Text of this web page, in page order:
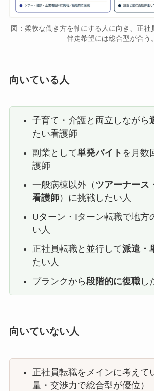
図：柔軟な働き方を軸にする人に向き、正社
伴走希望には総合型が合う。
向いている人
子育て・介護と両立しながら
たい看護師
副業として単発バイト を月数
護師
一般病棟以外（ ツアーナース
看護師）に挑戦したい人
Uターン・Iターン転職で地方
い人
正社員転職と並行して派遣・
たい人
ブランクから段階的に復職し
向いていない人
正社員転職をメインに考えて
量・交渉力で総合型が優位）